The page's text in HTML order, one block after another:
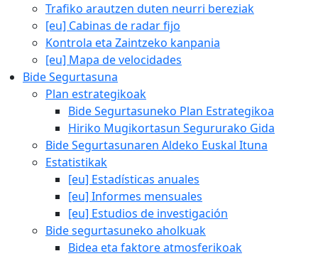
Trafiko arautzen duten neurri bereziak
[eu] Cabinas de radar fijo
Kontrola eta Zaintzeko kanpania
[eu] Mapa de velocidades
Bide Segurtasuna
Plan estrategikoak
Bide Segurtasuneko Plan Estrategikoa
Hiriko Mugikortasun Segururako Gida
Bide Segurtasunaren Aldeko Euskal Ituna
Estatistikak
[eu] Estadísticas anuales
[eu] Informes mensuales
[eu] Estudios de investigación
Bide segurtasuneko aholkuak
Bidea eta faktore atmosferikoak